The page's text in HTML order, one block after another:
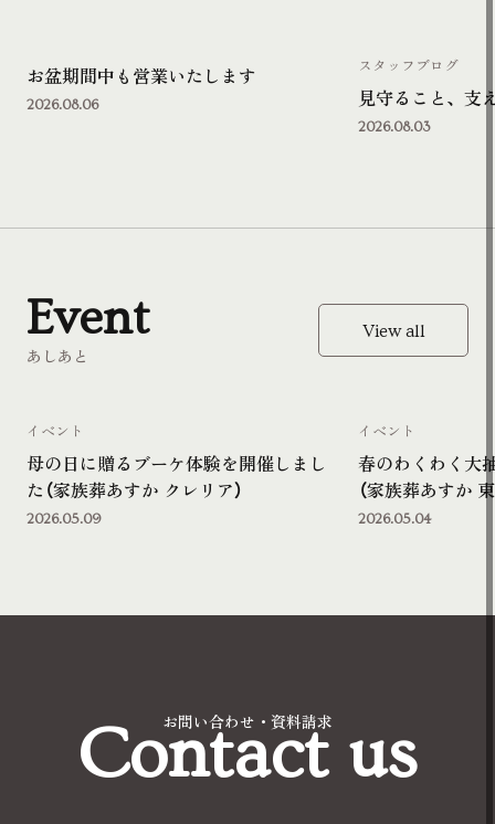
お盆期間中も営業いたします
2026.08.06 見守ること、支
スタッフブログ
2026.08.03
あしあと
Event View all
母の日に贈るブーケ体験を開催しまし
た（家族葬あすか クレリア）
イベント
2026.05.09
春のわくわく大
（家族葬あすか
イベント
2026.05.04
お問い合わせ・資料請求
Contact us